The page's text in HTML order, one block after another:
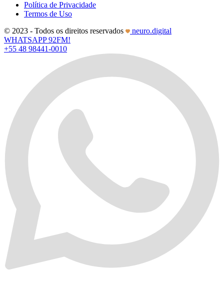
Política de Privacidade
Termos de Uso
© 2023 - Todos os direitos reservados
neuro.digital
WHATSAPP 92FM!
+55 48 98441-0010